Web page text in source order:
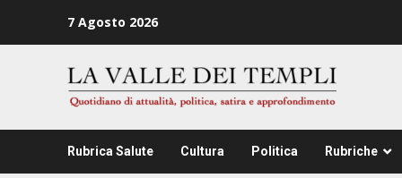
7 Agosto 2026
Rubrica Salute Cultura Politica Rubriche